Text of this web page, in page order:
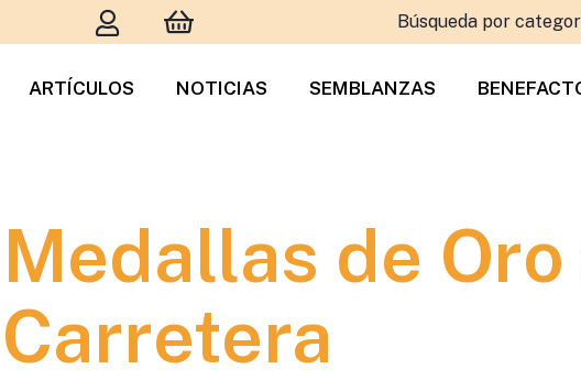
Búsqueda por
ARTÍCULOS NOTICIAS SEMBLANZAS
Medallas de
Carretera